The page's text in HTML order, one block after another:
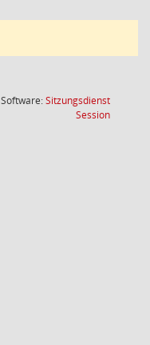
Software:Sitzungsdienst
Session(Wird in